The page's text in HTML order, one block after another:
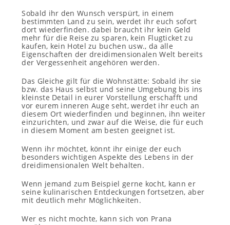
Sobald ihr den Wunsch verspürt, in einem
bestimmten Land zu sein, werdet ihr euch sofort
dort wiederfinden. dabei braucht ihr kein Geld
mehr für die Reise zu sparen, kein Flugticket zu
kaufen, kein Hotel zu buchen usw., da alle
Eigenschaften der dreidimensionalen Welt bereits
der Vergessenheit angehören werden.
Das Gleiche gilt für die Wohnstätte: Sobald ihr sie
bzw. das Haus selbst und seine Umgebung bis ins
kleinste Detail in eurer Vorstellung erschafft und
vor eurem inneren Auge seht, werdet ihr euch an
diesem Ort wiederfinden und beginnen, ihn weiter
einzurichten, und zwar auf die Weise, die für euch
in diesem Moment am besten geeignet ist.
Wenn ihr möchtet, könnt ihr einige der euch
besonders wichtigen Aspekte des Lebens in der
dreidimensionalen Welt behalten.
Wenn jemand zum Beispiel gerne kocht, kann er
seine kulinarischen Entdeckungen fortsetzen, aber
mit deutlich mehr Möglichkeiten.
Wer es nicht mochte, kann sich von Prana